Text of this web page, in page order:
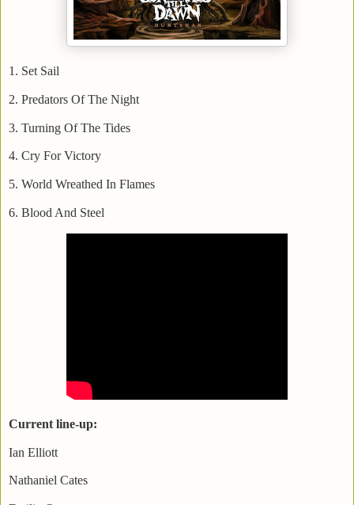
1. Set Sail
2. Predators Of The Night
3. Turning Of The Tides
4. Cry For Victory
5. World Wreathed In Flames
6. Blood And Steel
Current line-up:
Ian Elliott
Nathaniel Cates